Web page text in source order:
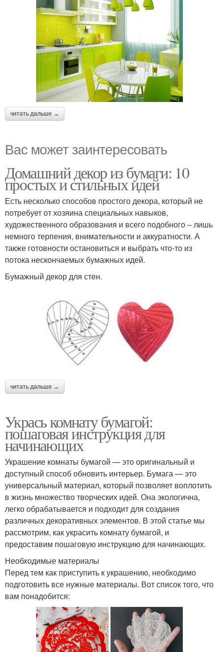
читать дальше →
Вас может заинтересовать
Домашний декор из бумаги: 10
простых и стильных идей
Есть несколько способов простого декора, который не
потребует от хозяина специальных навыков,
художественного образования и всего подобного – лишь
немного терпения, внимательности и аккуратности. А
также готовности остановиться и выбрать что-то из
потока нескончаемых бумажных идей.
Бумажный декор для стен.
читать дальше →
Укрась комнату бумагой:
пошаговая инструкция для
начинающих
Украшение комнаты бумагой — это оригинальный и
доступный способ обновить интерьер. Бумага — это
универсальный материал, который позволяет воплотить
в жизнь множество творческих идей. Она экологична,
легко обрабатывается и подходит для создания
различных декоративных элементов. В этой статье мы
рассмотрим, как украсить комнату бумагой, и
предоставим пошаговую инструкцию для начинающих.
Необходимые материалы
Перед тем как приступить к украшению, необходимо
подготовить все нужные материалы. Вот список того, что
вам понадобится: